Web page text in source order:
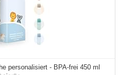
personalisiert - BPA-frei 450 ml